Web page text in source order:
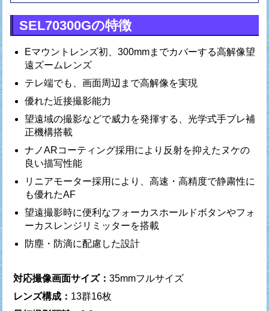
SEL70300Gの特徴
Eマウントレンズ初、300mmまでカバーする高解像望
遠ズームレンズ
テレ端でも、画面周辺まで高解像を実現
優れた近接撮影能力
望遠域の撮影などで威力を発揮する、光学式手ブレ補
正機構搭載
ナノARコーティング採用により反射を抑えたヌケの
良い描写性能
リニアモーター採用により、高速・高精度で静粛性に
も優れたAF
望遠撮影時に便利なフォーカスホールドボタンやフォ
ーカスレンジリミッターを搭載
防塵・防滴に配慮した設計
対応撮像画面サイズ： 35mmフルサイズ
レンズ構成： 13群16枚